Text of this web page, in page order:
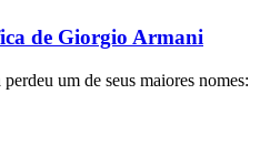
de Giorgio Armani
um de seus maiores nomes: